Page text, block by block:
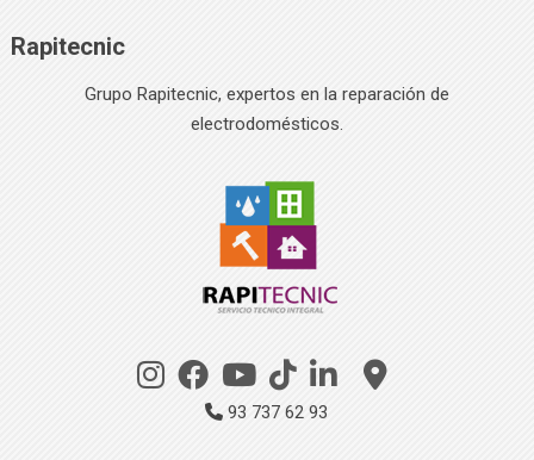
Rapitecnic
Grupo Rapitecnic, expertos en la reparación de
electrodomésticos.
93 737 62 93